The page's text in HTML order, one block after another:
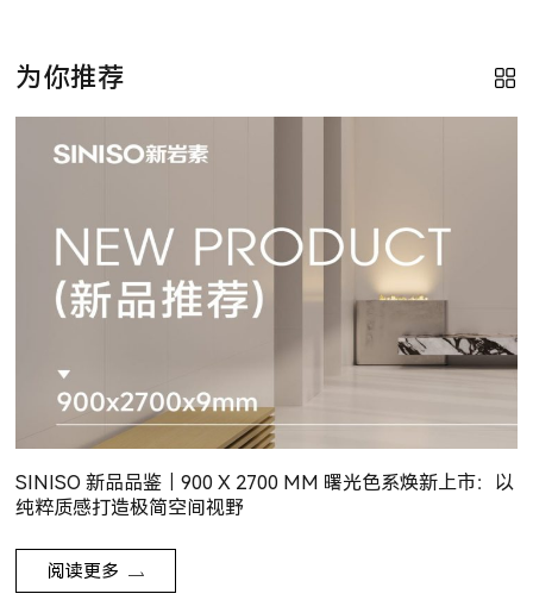
为你推荐
SINISO 新品品鉴｜900 X 2700 MM​ 曙光色系焕新上市：以
纯粹质感打造极简空间视野
阅读更多